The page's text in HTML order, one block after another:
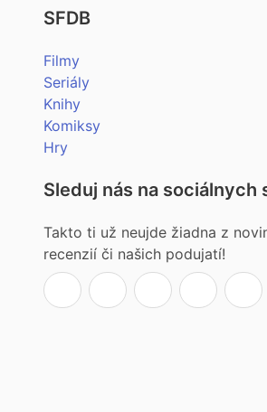
SFDB
Filmy
Seriály
Knihy
Komiksy
Hry
Sleduj nás na sociálnych
Takto ti už neujde žiadna z
recenzií či našich podujatí!